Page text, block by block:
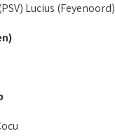
Lucius (Feyenoord)